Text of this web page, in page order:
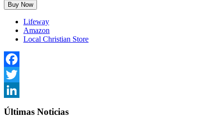
Buy Now
Lifeway
Amazon
Local Christian Store
Facebook
Twitter
LinkedIn
Últimas Noticias